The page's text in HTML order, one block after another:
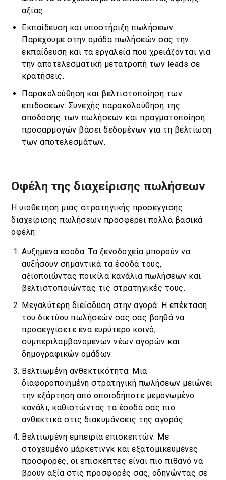
αξίας.
Εκπαίδευση και υποστήριξη πωλήσεων:
Παρέχουμε στην ομάδα πωλήσεών σας την
εκπαίδευση και τα εργαλεία που χρειάζονται για
την αποτελεσματική μετατροπή των leads σε
κρατήσεις.
Παρακολούθηση και βελτιστοποίηση των
επιδόσεων: Συνεχής παρακολούθηση της
απόδοσης των πωλήσεων και πραγματοποίηση
προσαρμογών βάσει δεδομένων για τη βελτίωση
των αποτελεσμάτων.
Οφέλη της διαχείρισης πωλήσεων
Η υιοθέτηση μιας στρατηγικής προσέγγισης
διαχείρισης πωλήσεων προσφέρει πολλά βασικά
οφέλη:
Αυξημένα έσοδα: Τα ξενοδοχεία μπορούν να
αυξήσουν σημαντικά τα έσοδά τους,
αξιοποιώντας ποικίλα κανάλια πωλήσεων και
βελτιστοποιώντας τις στρατηγικές τους.
Μεγαλύτερη διείσδυση στην αγορά: Η επέκταση
του δικτύου πωλήσεών σας σας βοηθά να
προσεγγίσετε ένα ευρύτερο κοινό,
συμπεριλαμβανομένων νέων αγορών και
δημογραφικών ομάδων.
Βελτιωμένη ανθεκτικότητα: Μια
διαφοροποιημένη στρατηγική πωλήσεων μειώνει
την εξάρτηση από οποιοδήποτε μεμονωμένο
κανάλι, καθιστώντας τα έσοδά σας πιο
ανθεκτικά στις διακυμάνσεις της αγοράς.
Βελτιωμένη εμπειρία επισκεπτών: Με
στοχευμένο μάρκετινγκ και εξατομικευμένες
προσφορές, οι επισκέπτες είναι πιο πιθανό να
βρουν αξία στις προσφορές σας, οδηγώντας σε